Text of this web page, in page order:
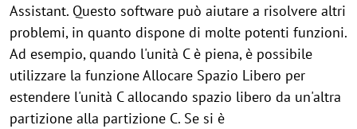
Assistant. Questo software può aiutare a risolvere altri
problemi, in quanto dispone di molte potenti funzioni.
Ad esempio, quando l'unità C è piena, è possibile
utilizzare la funzione Allocare Spazio Libero per
estendere l'unità C allocando spazio libero da un'altra
partizione alla partizione C. Se si è